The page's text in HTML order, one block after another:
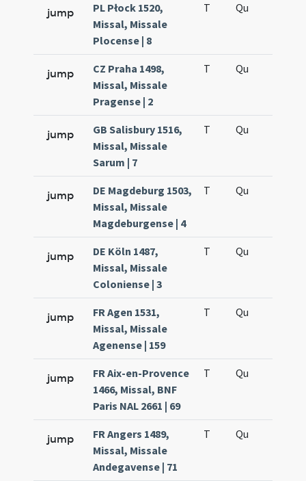
jump
PL Płock 1520,
Missal, Missale
Plocense | 8
T Qu
jump
CZ Praha 1498,
Missal, Missale
Pragense | 2
T Qu
jump
GB Salisbury 1516,
Missal, Missale
Sarum | 7
T Qu
jump
DE Magdeburg 1503,
Missal, Missale
Magdeburgense | 4
T Qu
jump
DE Köln 1487,
Missal, Missale
Coloniense | 3
T Qu
jump
FR Agen 1531,
Missal, Missale
Agenense | 159
T Qu
jump
FR Aix-en-Provence
1466, Missal, BNF
Paris NAL 2661 | 69
T Qu
jump
FR Angers 1489,
Missal, Missale
Andegavense | 71
T Qu